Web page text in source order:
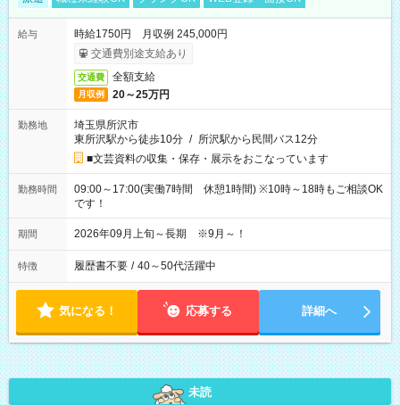
給与
時給1750円 月収例 245,000円
交通費別途支給あり
交通費 全額支給
月収例 20～25万円
勤務地
埼玉県所沢市
東所沢駅から徒歩10分 / 所沢駅から民間バス12分
■文芸資料の収集・保存・展示をおこなっています
勤務時間
09:00～17:00(実働7時間 休憩1時間) ※10時～18時もご相談OK
です！
期間 2026年09月上旬～長期 ※9月～！
特徴 履歴書不要 / 40～50代活躍中
気になる！ 応募する 詳細へ
未読